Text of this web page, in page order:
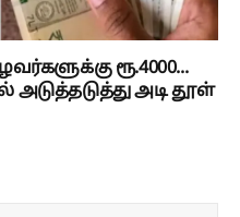
ரூ.4000...
அடி தூள்